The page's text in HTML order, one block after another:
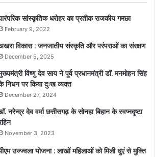
सांस्कृतिक धरोहर का प्रतीक राजकीय गमछा
February 9, 2022
विकास : जनजातीय संस्कृति और परंपराओं का संरक्षण
December 5, 2025
विष्णु देव साय ने पूर्व प्रधानमंत्री डॉ. मनमोहन सिंह
निधन पर किया दुःख व्यक्त
December 27, 2024
नरेन्द्र देव वर्मा छत्तीसगढ़ के सोनहा बिहान के स्वप्नदृष्टा
November 3, 2023
उज्ज्वला योजना : लाखों महिलाओं को मिली धुएं से मुक्ति